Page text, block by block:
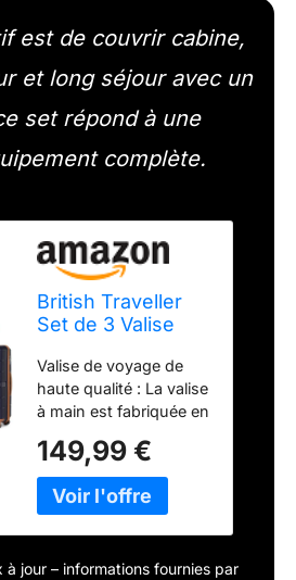
est de couvrir cabine,
et long séjour avec un
set répond à une
complète.
British Traveller
Set de 3 Valise
Polypropylène
Légere à 4
roulettes avec
Serrure TSA
Intégré
Ensembles de
Bagages, Valise
de Voyage
(Marine)
Valise de voyage de
haute qualité : La valise
à main est fabriquée en
la texture à la surface
de la sangle réduit
efficacement les
le matériau PP est plus
149,99 €
à jour – informations fournies par